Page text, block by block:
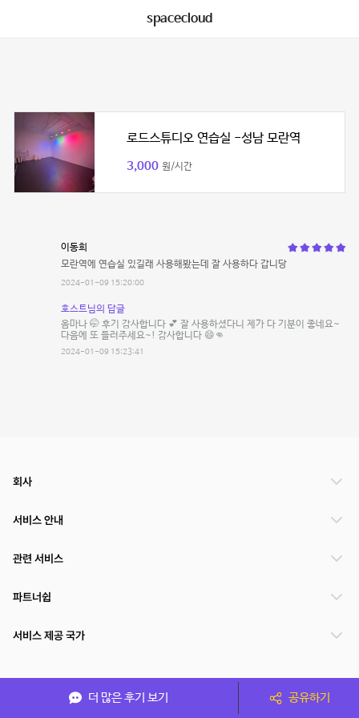
spacecloud
로드스튜디오 연습실 -성남 모란역
3,000 원/시간
이동희
모란역에 연습실 있길래 사용해봤는데 잘 사용하다 갑니당
2024-01-09 15:20:00
호스트님의 답글
옴마나 🤭 후기 감사합니다 💕 잘 사용하셨다니 제가 다 기분이 좋네요~
다음에 또 들러주세요~! 감사합니다 😄👊
2024-01-09 15:23:41
더 많은 후기 보기 공유하기
회사
서비스 안내
관련 서비스
파트너쉽
서비스 제공 국가
(주)NSPACE 사업자정보